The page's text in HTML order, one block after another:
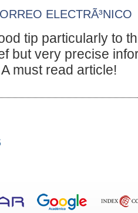
ELECTRÃ³NICO
tip particularly to
but very precise
must read article!